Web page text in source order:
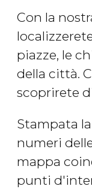
Con la
piazze, le
della città.
scoprirete
Stampata
numeri
mappa
punti